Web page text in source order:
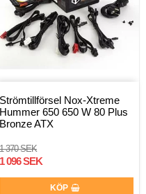
Strömtillförsel Nox-Xtreme
Hummer 650 650 W 80 Plus
Bronze ATX
1 370 SEK
1 096 SEK
KÖP